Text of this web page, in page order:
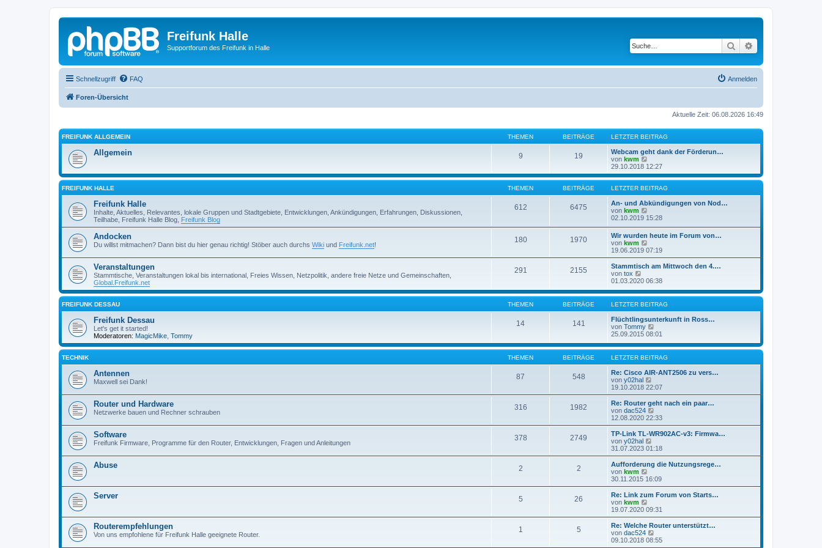
Freifunk Halle
Supportforum des Freifunk in Halle Suche
Schnellzugriff FAQ Anmelden
Foren-Übersicht
Aktuelle Zeit: 06.08.2026 16:49
FREIFUNK ALLGEMEIN THEMEN BEITRÄGE LETZTER BEITRAG
Allgemein 9 19
Webcam geht dank der Förderun…
von kwm
e
u
e
s
t
e
B
t
r
a
g
29.10.2018 12:27
FREIFUNK HALLE THEMEN BEITRÄGE LETZTER BEITRAG
Freifunk Halle
Inhalte, Aktuelles, Relevantes, lokale Gruppen und Stadtgebiete, Entwicklungen, Ankündigungen, Erfahrungen, Diskussionen,
Teilhabe, Freifunk Halle Blog, Freifunk Blog
612 6475
An- und Abkündigungen von Nod…
von kwm
e
e
s
t
e
r
B
i
t
r
a
g
02.10.2019 15:28
Andocken
Du willst mitmachen? Dann bist du hier genau richtig! Stöber auch durchs Wiki und Freifunk.net!
180 1970
Wir wurden heute im Forum von…
von kwm
e
u
e
t
r
B
e
t
r
a
g
19.06.2019 07:19
Veranstaltungen
Stammtische, Veranstaltungen lokal bis international, Freies Wissen, Netzpolitik, andere freie Netze und Gemeinschaften,
Global.Freifunk.net
291 2155
Stammtisch am Mittwoch den 4.…
von tox
e
e
s
e
r
B
e
i
r
g
01.03.2020 06:38
FREIFUNK DESSAU THEMEN BEITRÄGE LETZTER BEITRAG
Freifunk Dessau
Let's get it started!
Moderatoren: MagicMike Tommy
14 141
Flüchtlingsunterkunft in Ross…
von Tommy
e
e
s
e
r
B
e
i
t
r
a
g
25.09.2015 08:01
TECHNIK THEMEN BEITRÄGE LETZTER BEITRAG
Antennen
Maxwell sei Dank!
87 548
Re: Cisco AIR-ANT2506 zu vers…
von y02hal
e
u
e
s
t
r
B
e
i
r
g
19.10.2018 22:07
Router und Hardware
Netzwerke bauen und Rechner schrauben
316 1982
Re: Router geht nach ein paar…
von dac524
e
u
e
t
B
e
i
r
g
12.08.2020 22:33
Software
Freifunk Firmware, Programme für den Router, Entwicklungen, Fragen und Anleitungen
378 2749
TP-Link TL-WR902AC-v3: Firmwa…
von y02hal
e
u
e
s
t
B
e
i
r
a
g
31.07.2023 01:18
Abuse 2 2
Aufforderung die Nutzungsrege…
von kwm
e
u
e
t
r
B
e
i
30.11.2015 16:09
Server 5 26
Re: Link zum Forum von Starts…
von kwm
e
u
e
s
t
19.07.2020 09:31
Routerempfehlungen
Von uns empfohlene für Freifunk Halle geeignete Router.
1 5
Re: Welche Router unterstützt…
von dac524
e
09.10.2018 08:55